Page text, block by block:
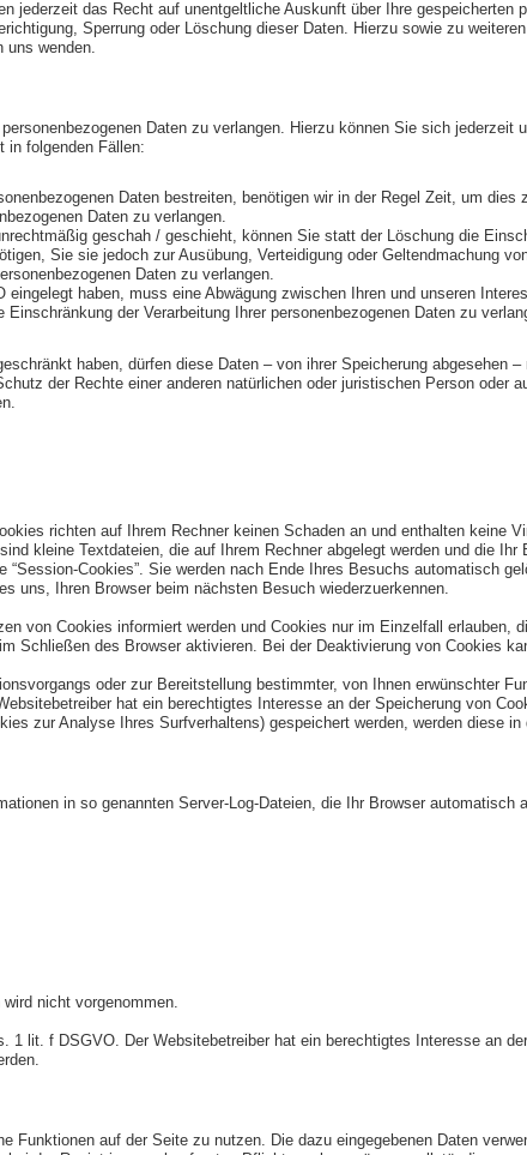
jederzeit das Recht auf unentgeltliche Auskunft über Ihre gespeicherten
Sperrung oder Löschung dieser Daten. Hierzu sowie zu
uns wenden.
Daten zu verlangen. Hierzu können Sie sich jederzeit
in folgenden Fällen:
Daten bestreiten, benötigen wir in der Regel Zeit, um dies
Daten zu verlangen.
geschah / geschieht, können Sie statt der Löschung die
Sie sie jedoch zur Ausübung, Verteidigung oder Geltendmachung
Daten zu verlangen.
haben, muss eine Abwägung zwischen Ihren und unseren
der Verarbeitung Ihrer personenbezogenen Daten zu
haben, dürfen diese Daten – von ihrer Speicherung abgesehen
der Rechte einer anderen natürlichen oder juristischen Person oder
richten auf Ihrem Rechner keinen Schaden an und enthalten keine
kleine Textdateien, die auf Ihrem Rechner abgelegt werden und die Ihr
Cookies”. Sie werden nach Ende Ihres Besuchs automatisch
uns, Ihren Browser beim nächsten Besuch wiederzuerkennen.
von Cookies informiert werden und Cookies nur im Einzelfall erlauben,
Schließen des Browser aktivieren. Bei der Deaktivierung von Cookies
oder zur Bereitstellung bestimmter, von Ihnen erwünschter
hat ein berechtigtes Interesse an der Speicherung von
zur Analyse Ihres Surfverhaltens) gespeichert werden, werden diese
in so genannten Server-Log-Dateien, die Ihr Browser automatisch
nicht vorgenommen.
1 lit. f DSGVO. Der Websitebetreiber hat ein berechtigtes Interesse an
Funktionen auf der Seite zu nutzen. Die dazu eingegebenen Daten